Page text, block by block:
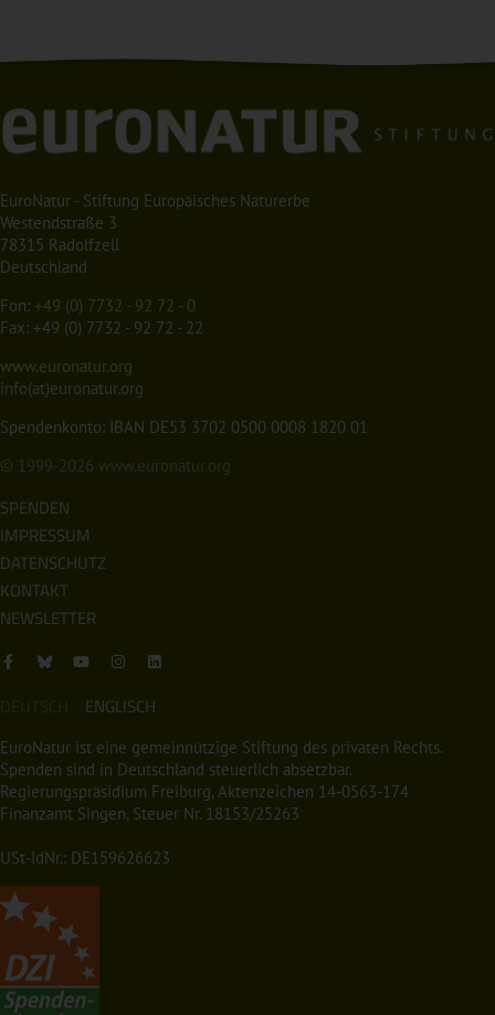
EuroNatur - Stiftung Europäisches Naturerbe
Westendstraße 3
78315 Radolfzell
Deutschland
Fon: +49 (0) 7732 - 92 72 - 0
Fax: +49 (0) 7732 - 92 72 - 22
www.euronatur.org
info(at)euronatur.org
Spendenkonto: IBAN DE53 3702 0500 0008 1820 01
© 1999-2026 www.euronatur.org
SPENDEN
IMPRESSUM
DATENSCHUTZ
KONTAKT
NEWSLETTER
DEUTSCH ENGLISCH
EuroNatur ist eine gemeinnützige Stiftung des privaten Rechts.
Spenden sind in Deutschland steuerlich absetzbar.
Regierungspräsidium Freiburg, Aktenzeichen 14-0563-174
Finanzamt Singen, Steuer Nr. 18153/25263
USt-IdNr.: DE159626623